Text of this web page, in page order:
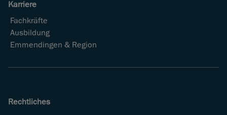
Karriere
Fachkräfte
Ausbildung
Emmendingen & Region
Rechtliches